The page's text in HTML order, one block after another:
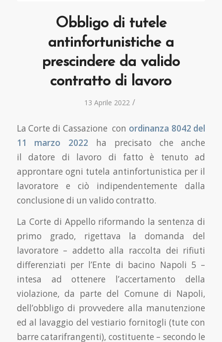
Obbligo di tutele
antinfortunistiche a
prescindere da valido
contratto di lavoro
13 Aprile 2022 /
La Corte di Cassazione con ordinanza 8042 del
11 marzo 2022 ha precisato che anche
il datore di lavoro di fatto è tenuto ad
approntare ogni tutela antinfortunistica per il
lavoratore e ciò indipendentemente dalla
conclusione di un valido contratto.
La Corte di Appello riformando la sentenza di
primo grado, rigettava la domanda del
lavoratore – addetto alla raccolta dei rifiuti
differenziati per l’Ente di bacino Napoli 5 –
intesa ad ottenere l’accertamento della
violazione, da parte del Comune di Napoli,
dell’obbligo di provvedere alla manutenzione
ed al lavaggio del vestiario fornitogli (tute con
barre catarifrangenti), costituente – secondo le